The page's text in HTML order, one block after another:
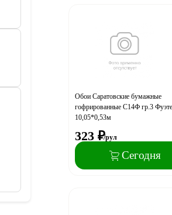
Обои Саратовские бумажные
гофрированные С14Ф гр.3
10,05*0,53м
323 ₽/рул
Сегодня